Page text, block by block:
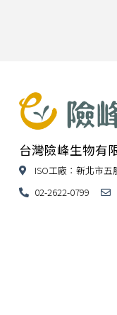
台灣險峰生物有
ISO工廠：新北市五
02-2622-0799